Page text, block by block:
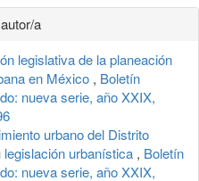
a
legislativa de la planeación
en México , Boletín
nueva serie, año XXIX,
urbano del Distrito
urbanística , Boletín
nueva serie, año XXIX,